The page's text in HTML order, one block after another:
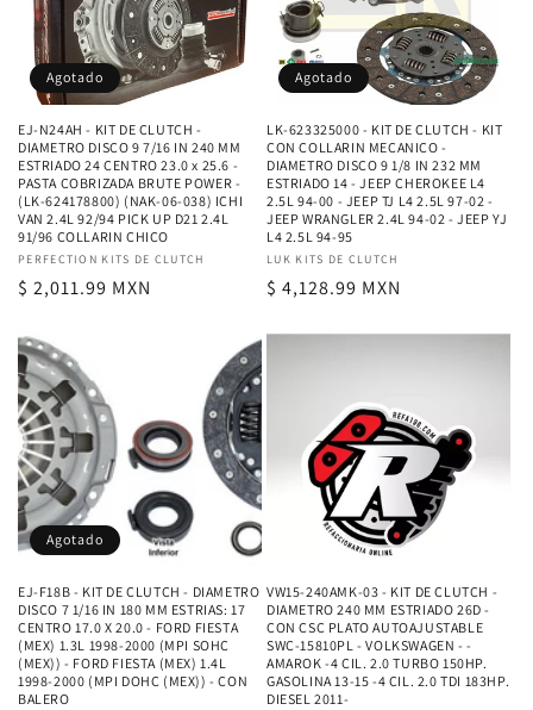
ó
n
:
Agotado
EJ-N24AH - KIT DE CLUTCH -
DIAMETRO DISCO 9 7/16 IN 240 MM
ESTRIADO 24 CENTRO 23.0 x 25.6 -
PASTA COBRIZADA BRUTE POWER -
(LK-624178800) (NAK-06-038) ICHI
VAN 2.4L 92/94 PICK UP D21 2.4L
91/96 COLLARIN CHICO
Proveedor:
PERFECTION KITS DE CLUTCH
Precio
$ 2,011.99 MXN
Agotado
LK-623325000 - KIT DE CLUTCH - KIT
CON COLLARIN MECANICO -
DIAMETRO DISCO 9 1/8 IN 232 MM
ESTRIADO 14 - JEEP CHEROKEE L4
2.5L 94-00 - JEEP TJ L4 2.5L 97-02 -
JEEP WRANGLER 2.4L 94-02 - JEEP YJ
L4 2.5L 94-95
Proveedor:
LUK KITS DE CLUTCH
Precio
$ 4,128.99 MXN
Agotado
EJ-F18B - KIT DE CLUTCH - DIAMETRO
DISCO 7 1/16 IN 180 MM ESTRIAS: 17
CENTRO 17.0 X 20.0 - FORD FIESTA
(MEX) 1.3L 1998-2000 (MPI SOHC
(MEX)) - FORD FIESTA (MEX) 1.4L
1998-2000 (MPI DOHC (MEX)) - CON
BALERO
VW15-240AMK-03 - KIT DE CLUTCH -
DIAMETRO 240 MM ESTRIADO 26D -
CON CSC PLATO AUTOAJUSTABLE
SWC-15810PL - VOLKSWAGEN - -
AMAROK -4 CIL. 2.0 TURBO 150HP.
GASOLINA 13-15 -4 CIL. 2.0 TDI 183HP.
DIESEL 2011-